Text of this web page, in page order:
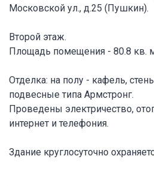
Московской ул., д.25 (Пушкин).
Второй этаж.
Площадь помещения - 80.8 кв.
Отделка: на полу - кафель,
подвесные типа Армстронг.
Проведены электричество,
интернет и телефония.
Здание круглосуточно